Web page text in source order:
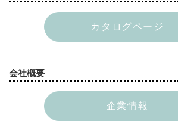
カタログページ
会社概要
企業情報